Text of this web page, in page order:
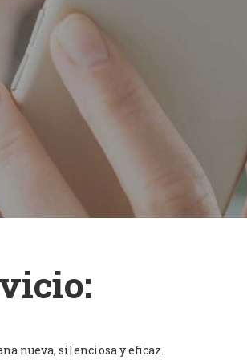
nueva, silenciosa y eficaz.